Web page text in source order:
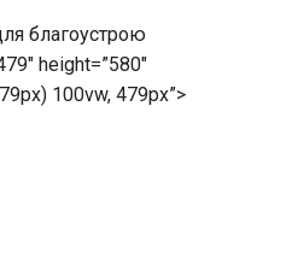
благоустрою
height=”580″
100vw, 479px”>